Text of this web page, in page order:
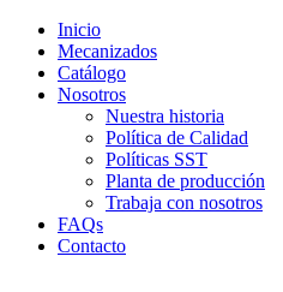
Inicio
Mecanizados
Catálogo
Nosotros
Nuestra historia
Política de Calidad
Políticas SST
Planta de producción
Trabaja con nosotros
FAQs
Contacto